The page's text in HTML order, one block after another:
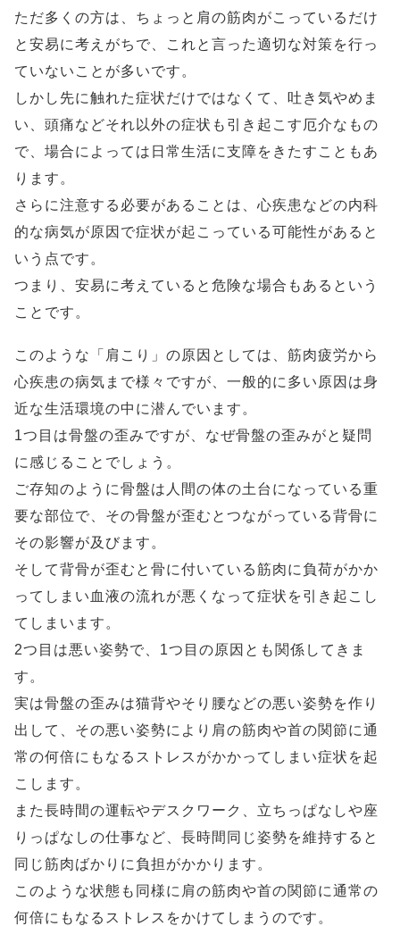
ただ多くの方は、ちょっと肩の筋肉がこっているだけ
と安易に考えがちで、これと言った適切な対策を行っ
ていないことが多いです。
しかし先に触れた症状だけではなくて、吐き気やめま
い、頭痛などそれ以外の症状も引き起こす厄介なもの
で、場合によっては日常生活に支障をきたすこともあ
ります。
さらに注意する必要があることは、心疾患などの内科
的な病気が原因で症状が起こっている可能性があると
いう点です。
つまり、安易に考えていると危険な場合もあるという
ことです。
このような「肩こり」の原因としては、筋肉疲労から
心疾患の病気まで様々ですが、一般的に多い原因は身
近な生活環境の中に潜んでいます。
1つ目は骨盤の歪みですが、なぜ骨盤の歪みがと疑問
に感じることでしょう。
ご存知のように骨盤は人間の体の土台になっている重
要な部位で、その骨盤が歪むとつながっている背骨に
その影響が及びます。
そして背骨が歪むと骨に付いている筋肉に負荷がかか
ってしまい血液の流れが悪くなって症状を引き起こし
てしまいます。
2つ目は悪い姿勢で、1つ目の原因とも関係してきま
す。
実は骨盤の歪みは猫背やそり腰などの悪い姿勢を作り
出して、その悪い姿勢により肩の筋肉や首の関節に通
常の何倍にもなるストレスがかかってしまい症状を起
こします。
また長時間の運転やデスクワーク、立ちっぱなしや座
りっぱなしの仕事など、長時間同じ姿勢を維持すると
同じ筋肉ばかりに負担がかかります。
このような状態も同様に肩の筋肉や首の関節に通常の
何倍にもなるストレスをかけてしまうのです。